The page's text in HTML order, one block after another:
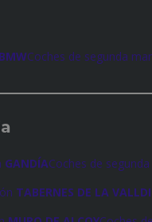
BMWCoches de segunda
GANDÍACoches de
TABERNES DE LA